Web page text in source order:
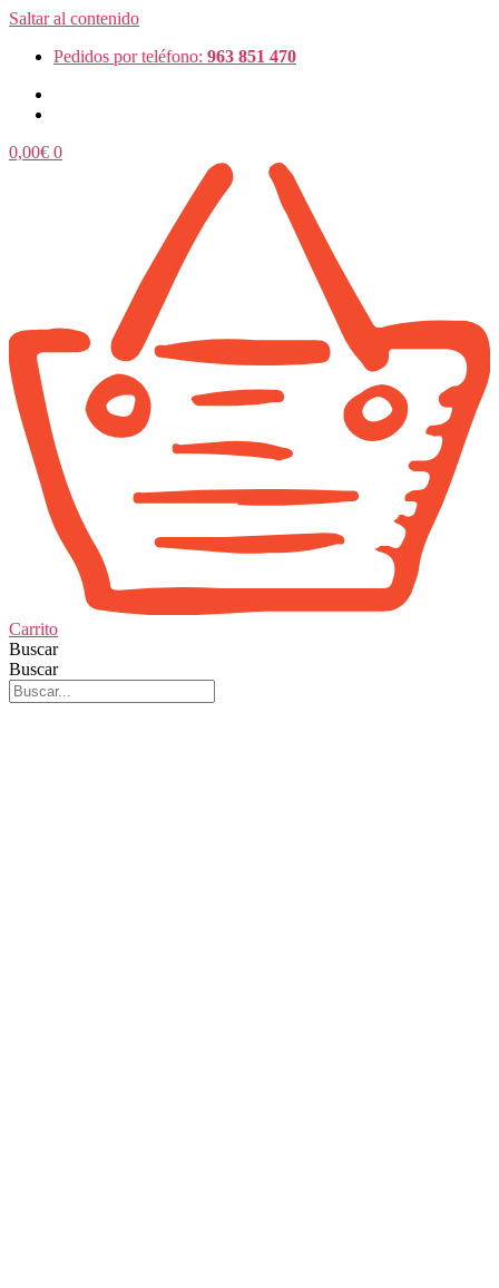
Saltar al contenido
Pedidos por teléfono: 963 851 470
0,00€ 0
Carrito
Buscar
Buscar